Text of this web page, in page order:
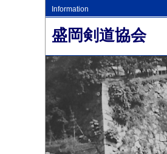
Information
盛岡剣道協会